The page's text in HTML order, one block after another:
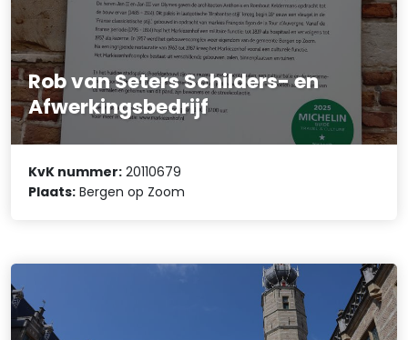
Rob van Seters Schilders- en
Afwerkingsbedrijf
KvK nummer: 20110679
Plaats: Bergen op Zoom